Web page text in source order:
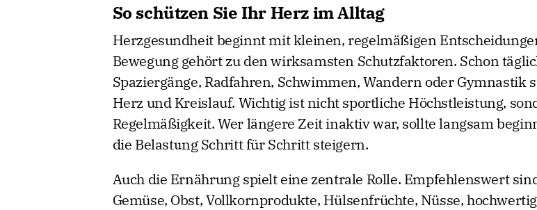
So schützen Sie Ihr Herz im Alltag
Herzgesundheit beginnt mit kleinen, regelmäßigen
Bewegung gehört zu den wirksamsten Schutzfaktoren. Schon
Spaziergänge, Radfahren, Schwimmen, Wandern oder Gymnastik
Herz und Kreislauf. Wichtig ist nicht sportliche Höchstleistung,
Regelmäßigkeit. Wer längere Zeit inaktiv war, sollte langsam
die Belastung Schritt für Schritt steigern.
Auch die Ernährung spielt eine zentrale Rolle. Empfehlenswert
Gemüse, Obst, Vollkornprodukte, Hülsenfrüchte, Nüsse,